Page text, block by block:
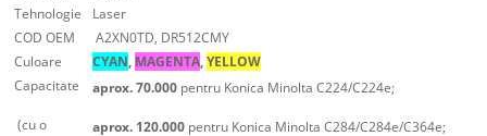
Tehnologie
Laser
COD OEM
A2XN0TD, DR512CMY
Culoare
CYAN, MAGENTA,YELLOW
Capacitate
(cu o
aprox. 70.000 pentru Konica Minolta C224/C224e;
aprox. 120.000 pentru Konica Minolta C284/C284e/C364e;